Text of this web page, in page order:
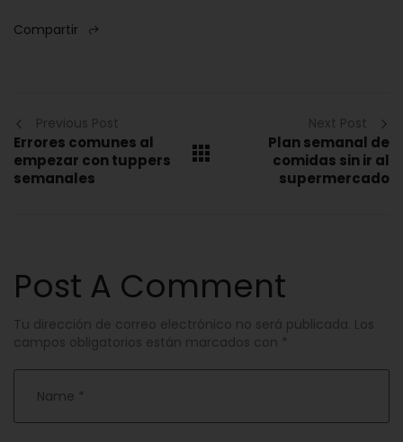
Compartir
Previous Post
Errores comunes al
empezar con tuppers
semanales
Next Post
Plan semanal de
comidas sin ir al
supermercado
Post A Comment
Tu dirección de correo electrónico no será publicada. Los
campos obligatorios están marcados con *